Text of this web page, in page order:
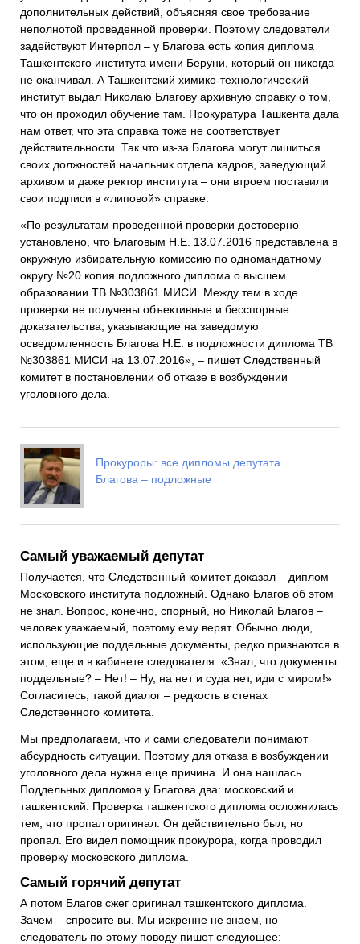
дополнительных действий, объясняя свое требование
неполнотой проведенной проверки. Поэтому следователи
задействуют Интерпол – у Благова есть копия диплома
Ташкентского института имени Беруни, который он никогда
не оканчивал. А Ташкентский химико-технологический
институт выдал Николаю Благову архивную справку о том,
что он проходил обучение там. Прокуратура Ташкента дала
нам ответ, что эта справка тоже не соответствует
действительности. Так что из-за Благова могут лишиться
своих должностей начальник отдела кадров, заведующий
архивом и даже ректор института – они втроем поставили
свои подписи в «липовой» справке.
«По результатам проведенной проверки достоверно
установлено, что Благовым Н.Е. 13.07.2016 представлена в
окружную избирательную комиссию по одномандатному
округу №20 копия подложного диплома о высшем
образовании ТВ №303861 МИСИ. Между тем в ходе
проверки не получены объективные и бесспорные
доказательства, указывающие на заведомую
осведомленность Благова Н.Е. в подложности диплома ТВ
№303861 МИСИ на 13.07.2016», – пишет Следственный
комитет в постановлении об отказе в возбуждении
уголовного дела.
Прокуроры: все дипломы депутата
Благова – подложные
Самый уважаемый депутат
Получается, что Следственный комитет доказал – диплом
Московского института подложный. Однако Благов об этом
не знал. Вопрос, конечно, спорный, но Николай Благов –
человек уважаемый, поэтому ему верят. Обычно люди,
использующие поддельные документы, редко признаются в
этом, еще и в кабинете следователя. «Знал, что документы
поддельные? – Нет! – Ну, на нет и суда нет, иди с миром!»
Согласитесь, такой диалог – редкость в стенах
Следственного комитета.
Мы предполагаем, что и сами следователи понимают
абсурдность ситуации. Поэтому для отказа в возбуждении
уголовного дела нужна еще причина. И она нашлась.
Поддельных дипломов у Благова два: московский и
ташкентский. Проверка ташкентского диплома осложнилась
тем, что пропал оригинал. Он действительно был, но
пропал. Его видел помощник прокурора, когда проводил
проверку московского диплома.
Самый горячий депутат
А потом Благов сжег оригинал ташкентского диплома.
Зачем – спросите вы. Мы искренне не знаем, но
следователь по этому поводу пишет следующее: